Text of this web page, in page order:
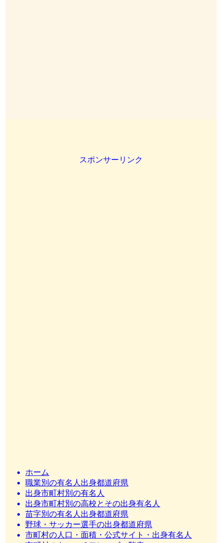
スポンサーリンク
ホーム
職業別の有名人出身都道府県
出身市町村別の有名人
出身市町村別の高校とその出身有名人
苗字別の有名人出身都道府県
野球・サッカー選手の出身都道府県
市町村の人口・面積・公式サイト・出身有名人